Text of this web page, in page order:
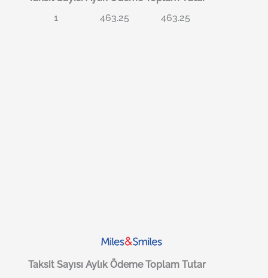
1
463.25 463.25
Taksit Sayısı Aylık Ödeme Toplam Tutar